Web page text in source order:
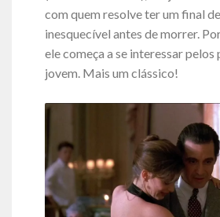
com quem resolve ter um final
inesquecível antes de morrer.
ele começa a se interessar
jovem. Mais um clássico!